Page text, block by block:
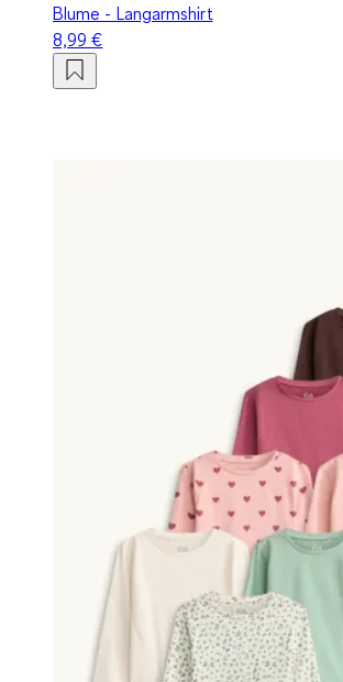
Blume - Langarmshirt
8,99 €